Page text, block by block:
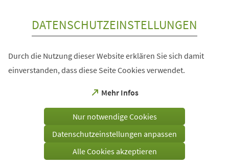
DATENSCHUTZEINSTELLUNGEN
Durch die Nutzung dieser Website erklären Sie sich damit
einverstanden, dass diese Seite Cookies verwendet.
Mehr Infos
(Öffnet
einem
Tab)
Nur notwendige Cookies
Datenschutzeinstellungen anpassen
Alle Cookies akzeptieren